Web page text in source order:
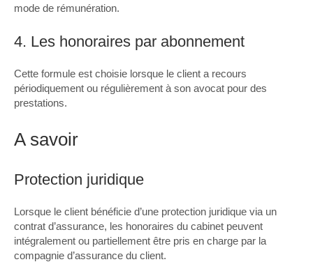
mode de rémunération.
4. Les honoraires par abonnement
Cette formule est choisie lorsque le client a recours
périodiquement ou régulièrement à son avocat pour des
prestations.
A savoir
Protection juridique
Lorsque le client bénéficie d’une protection juridique via un
contrat d’assurance, les honoraires du cabinet peuvent
intégralement ou partiellement être pris en charge par la
compagnie d’assurance du client.